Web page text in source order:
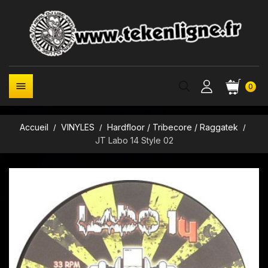
0

Accueil VINYLES
Hardfloor / Tribecore / Raggatek
JT Labo 14 Style 02